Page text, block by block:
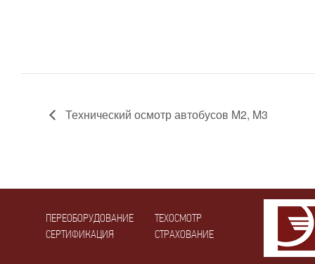
Технический осмотр автобусов M2, M3
ПЕРЕОБОРУДОВАНИЕ
СЕРТИФИКАЦИЯ
ТЕХОСМОТР
СТРАХОВАНИЕ